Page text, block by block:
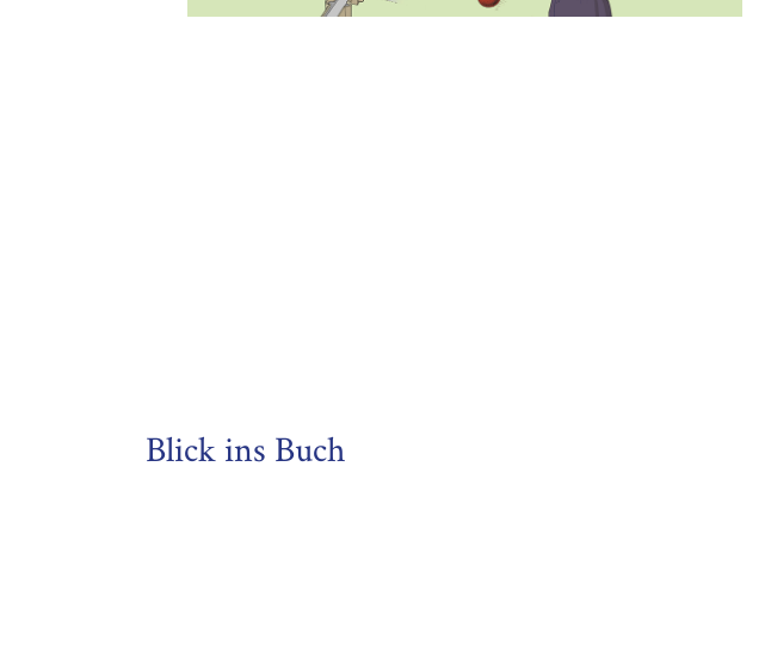
Blick ins Buch